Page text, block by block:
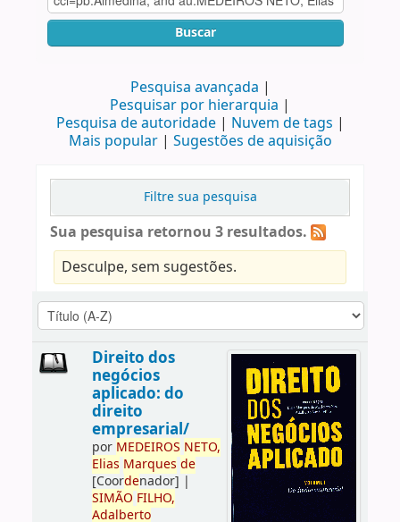
Buscar
Pesquisa avançada
Pesquisar por hierarquia
Pesquisa de autoridade
Nuvem de tags
Mais popular
Sugestões de aquisição
Filtre sua pesquisa
Sua pesquisa retornou 3 resultados.
Desculpe, sem sugestões.
Direito dos
negócios
aplicado: do
direito
empresarial/
por MEDEIROS NETO,
Elias Marques de
[Coordenador] |
SIMÃO FILHO,
Adalberto